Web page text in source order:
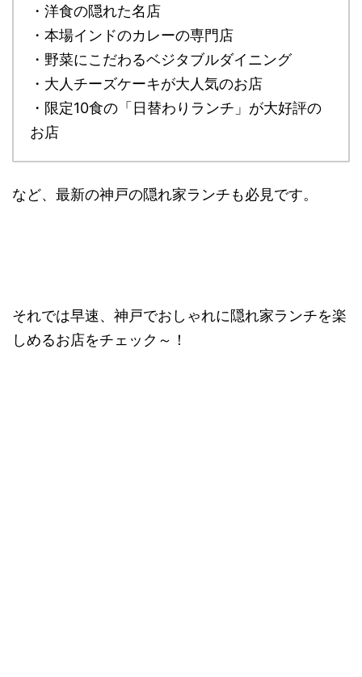
・洋食の隠れた名店
・本場インドのカレーの専門店
・野菜にこだわるベジタブルダイニング
・大人チーズケーキが大人気のお店
・限定10食の「日替わりランチ」が大好評の
お店
など、最新の神戸の隠れ家ランチも必見です。
それでは早速、神戸でおしゃれに隠れ家ランチを楽
しめるお店をチェック～！